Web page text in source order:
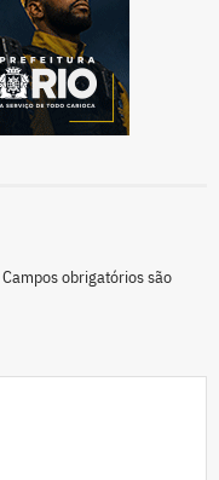
Campos obrigatórios são